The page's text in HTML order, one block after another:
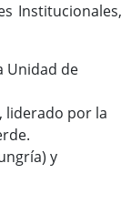
Institucionales,
Unidad de
liderado por la
y